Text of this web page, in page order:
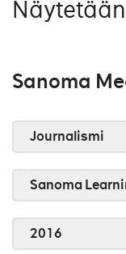
Sanoma
Journalismi
Sanoma
2016